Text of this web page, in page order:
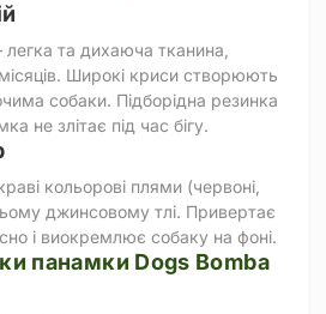
та дихаюча тканина,
Широкі криси створюють
собаки. Підборідна резинка
не злітає під час бігу.
кольорові плями (червоні,
джинсовому тлі. Привертає
і виокремлює собаку на фоні.
панамки Dogs Bomba